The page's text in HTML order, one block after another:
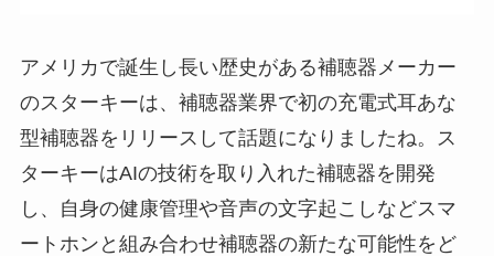
アメリカで誕生し長い歴史がある補聴器メーカー
のスターキーは、補聴器業界で初の充電式耳あな
型補聴器をリリースして話題になりましたね。ス
ターキーはAIの技術を取り入れた補聴器を開発
し、自身の健康管理や音声の文字起こしなどスマ
ートホンと組み合わせ補聴器の新たな可能性をど